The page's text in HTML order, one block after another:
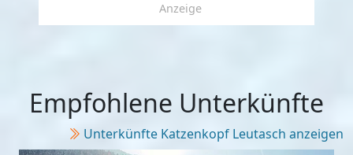
Anzeige
Empfohlene Unterkünfte
Unterkünfte Katzenkopf Leutasch anzeigen